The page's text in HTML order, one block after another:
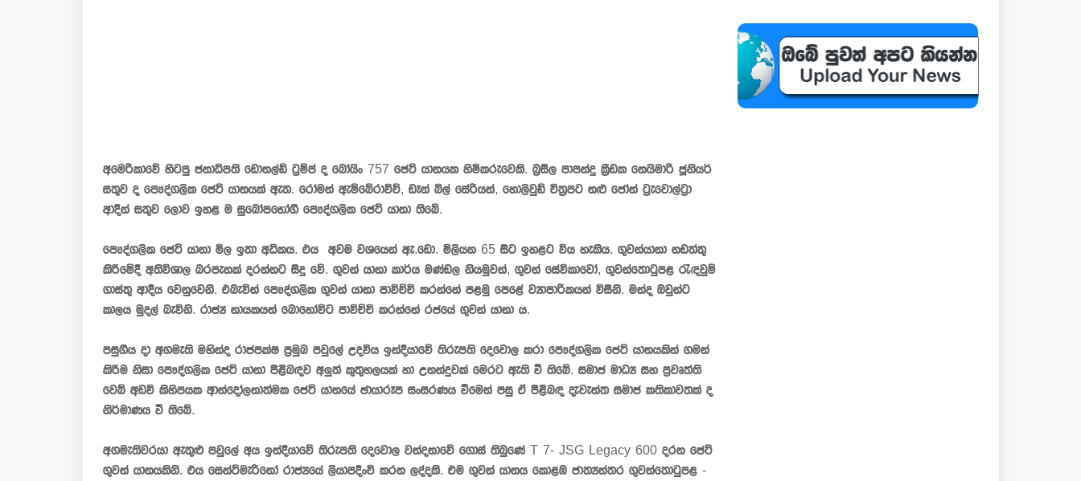
අමෙරිකාවේ හිටපු ජනාධිපති ඩොනල්ඩ් ට්‍රම්ප් ද බෝයිං 757 ජෙට් යානයක හිමිකරුවෙකි. බ්‍රසීල පාපන්දු ක්‍රීඩක නෙයිමාරි ජූනියර්
සතුව ද පෞද්ගලික ජෙට් යානයක් ඇත. රෝමන් ඇම්බේ‍රාවිච්, ඩෑන් බිල් සේරියන්, හොලිවුඩ් චිත්‍රපට නළු ජෝන් ට්‍රැවොල්ට්‍රා
ආදීන් සතුව ලොව ඉහළ ම සුඛෝපභෝගී පෞද්ගලික ජෙට් යානා තිබේ.
පෞද්ගලික ජෙට් යානා මිල ඉතා අධිකය. එය අවම වශයෙන් ඇ.ඩො. මිලියන 65 සිට ඉහළට විය හැකිය. ගුවන්යානා නඩත්තු
කිරීමේදී අතිවිශාල බරපැනක් දරන්නට සිදු වේ. ගුවන් යානා කාර්ය මණ්ඩල නියමුවන්, ගුවන් සේවිකාවෝ, ගුවන්තොටුපළ රැඳවුම්
ගාස්තු ආදිය වෙනුවෙනි. එබැවින් පෞද්ගලික ගුවන් යානා පාවිච්චි කරන්නේ පළමු පෙළේ ව්‍යාපාරිකයන් විසිනි. මන්ද ඔවුන්ට
කාලය මුදල් බැවිනි. රාජ්‍ය නායකයන් බොහෝවිට පාවිච්චි කරන්නේ රජයේ ගුවන් යානා ය.
පසුගිය දා අගමැති මහින්ද රාජපක්ෂ ප්‍රමුඛ පවුලේ උදවිය ඉන්දියාවේ තිරුපති දෙවොල කරා පෞද්ගලික ජෙට් යානයකින් ගමන්
කිරීම නිසා පෞද්ගලික ජෙට් යානා පිළිබඳව අලුත් කුතුහලයක් හා උනන්දුවක් මෙරට ඇති වී තිබේ. සමාජ මාධ්‍ය සහ ප්‍රවෘත්ති
වෙබ් අඩවි කිහිපයක ආන්දෝලනාත්මක ජෙට් යානයේ ඡායාරූප සංසරණය වීමෙන් පසු ඒ පිළිබඳ දැවැන්ත සමාජ කතිකාවතක් ද
නිර්මාණය වී තිබේ.
අගමැතිවරයා ඇතුළු පවුලේ අය ඉන්දියාවේ තිරුපති දෙවොල වන්දනාවේ ගොස් තිබුණේ T 7- JSG Legacy 600 දරන ජෙට්
ගුවන් යානයකිනි. එය සෙන්ට්මැරිනෝ රාජ්‍යයේ ලියාපදිංචි කරන ලද්දකි. එම ගුවන් යානය කොළඹ ජාත්‍යන්තර ගුවන්තොටුපළ -